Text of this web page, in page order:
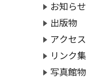
お知らせ
出版物
アクセス
リンク集
写真館